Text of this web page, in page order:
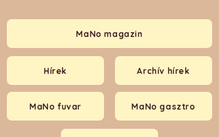
Hírek
MaNo magazin
MaNo fuvar MaNo gasztro
Archív hírek